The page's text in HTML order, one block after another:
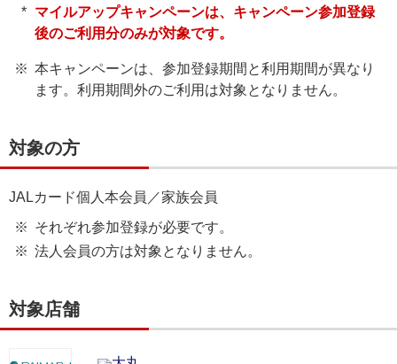
マイルアップキャンペーンは、キャンペーン参加登録
後のご利用分のみが対象です。
本キャンペーンは、参加登録期間と利用期間が異なり
ます。利用期間外のご利用は対象となりません。
対象の方
JALカード個人本会員／家族会員
それぞれ参加登録が必要です。
法人会員の方は対象となりません。
対象店舗